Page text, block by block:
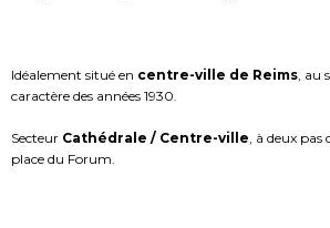
Idéalement situé en centre-ville de Reims ,
caractère des années 1930.
Secteur Cathédrale / Centre-ville , à deux
place du Forum.